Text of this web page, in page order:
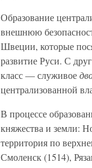
Образование
внешнюю
Швеции, которые
развитие Руси. С
класс — служивое
централизованной
В процессе
княжества и земли:
территория по
Смоленск (1514),